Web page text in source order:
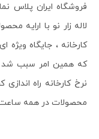
فروشگاه ایران پلاس
لاله زار نو با ارایه
کارخانه ، جایگاه
که همین امر سبب شد
نرخ کارخانه راه
محصولات در همه ساعت